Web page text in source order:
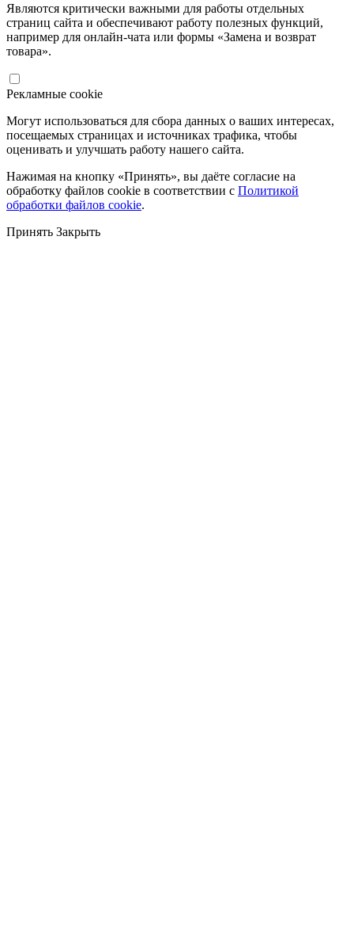
Являются критически важными для работы отдельных
страниц сайта и обеспечивают работу полезных функций,
например для онлайн-чата или формы «Замена и возврат
товара».
Рекламные cookie
Могут использоваться для сбора данных о ваших интересах,
посещаемых страницах и источниках трафика, чтобы
оценивать и улучшать работу нашего сайта.
Нажимая на кнопку «Принять», вы даёте согласие на
обработку файлов cookie в соответствии с Политикой
обработки файлов cookie.
Принять Закрыть